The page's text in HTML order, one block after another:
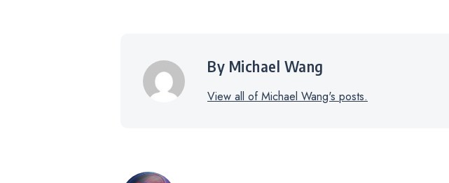
By Michael Wang
View all of Michael Wang's posts.